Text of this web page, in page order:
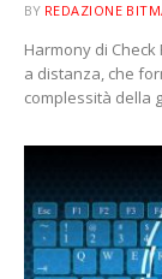
BY REDAZIONE
Harmony di
a distanza, che
complessità della